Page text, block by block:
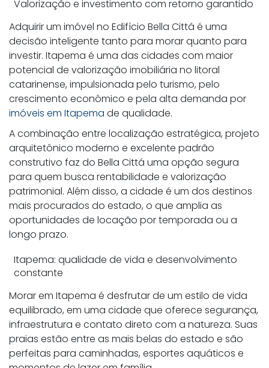
Valorização e investimento com retorno garantido
Adquirir um imóvel no Edifício Bella Cittá é uma
decisão inteligente tanto para morar quanto para
investir. Itapema é uma das cidades com maior
potencial de valorização imobiliária no litoral
catarinense, impulsionada pelo turismo, pelo
crescimento econômico e pela alta demanda por
imóveis em Itapema de qualidade.
A combinação entre localização estratégica, projeto
arquitetônico moderno e excelente padrão
construtivo faz do Bella Cittá uma opção segura
para quem busca rentabilidade e valorização
patrimonial. Além disso, a cidade é um dos destinos
mais procurados do estado, o que amplia as
oportunidades de locação por temporada ou a
longo prazo.
Itapema: qualidade de vida e desenvolvimento
constante
Morar em Itapema é desfrutar de um estilo de vida
equilibrado, em uma cidade que oferece segurança,
infraestrutura e contato direto com a natureza. Suas
praias estão entre as mais belas do estado e são
perfeitas para caminhadas, esportes aquáticos e